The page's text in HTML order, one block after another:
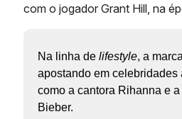
com o jogador Grant Hill, na
Na linha de lifestyle, a
apostando em celebridades
como a cantora Rihanna e
Bieber.